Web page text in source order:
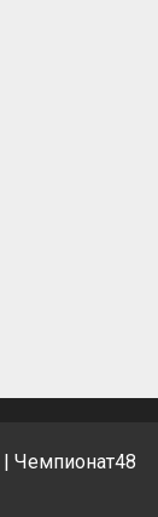
| Чемпионат48